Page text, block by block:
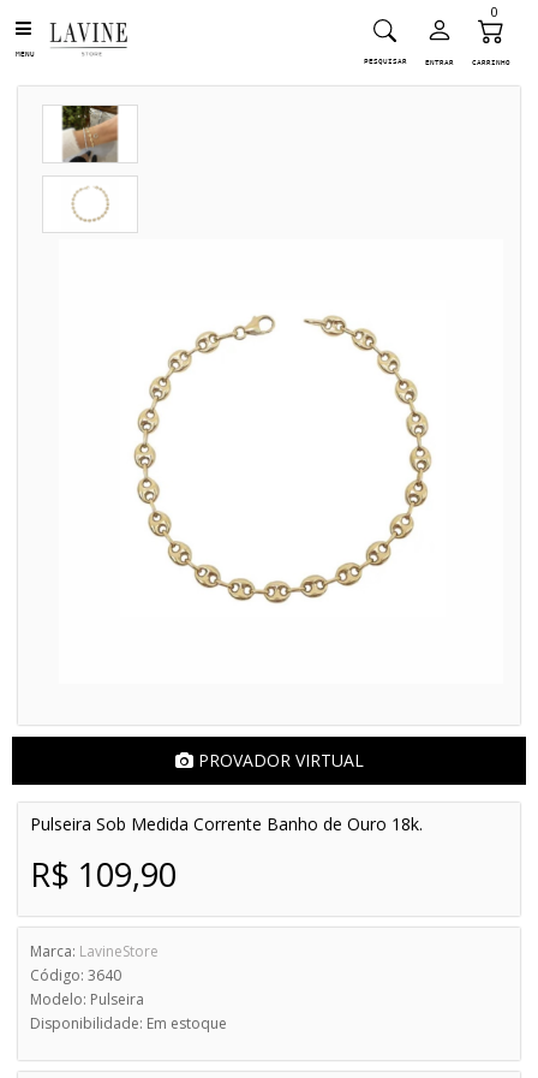
MENU
PESQUISAR ENTRAR CARRINHO
0
PROVADOR VIRTUAL
Pulseira Sob Medida Corrente Banho de Ouro 18k.
R$ 109,90
Marca: LavineStore
Código: 3640
Modelo: Pulseira
Disponibilidade: Em estoque